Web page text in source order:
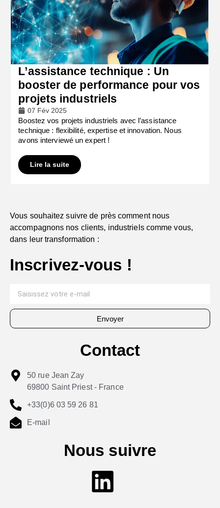
L’assistance technique : Un
booster de performance pour vos
projets industriels
07 Fév 2025
Boostez vos projets industriels avec l’assistance
technique : flexibilité, expertise et innovation. Nous
avons interviewé un expert !
Lire la suite
Vous souhaitez suivre de près comment nous
accompagnons nos clients, industriels comme vous,
dans leur transformation :
Inscrivez-vous !
Envoyer
Contact
50 rue Jean Zay
69800 Saint Priest - France
+33(0)6 03 59 26 81
E-mail
Nous suivre